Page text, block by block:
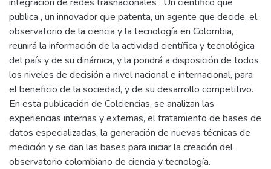
publica , un innovador que patenta, un agente que decide, el
observatorio de la ciencia y la tecnología en Colombia,
reunirá la información de la actividad científica y tecnológica
del país y de su dinámica, y la pondrá a disposición de todos
los niveles de decisión a nivel nacional e internacional, para
el beneficio de la sociedad, y de su desarrollo competitivo.
En esta publicación de Colciencias, se analizan las
experiencias internas y externas, el tratamiento de bases de
datos especializadas, la generación de nuevas técnicas de
medición y se dan las bases para iniciar la creación del
observatorio colombiano de ciencia y tecnología.